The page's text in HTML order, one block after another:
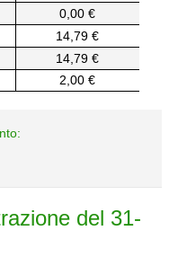
0,00 €
14,79 €
14,79 €
2,00 €
del 31-